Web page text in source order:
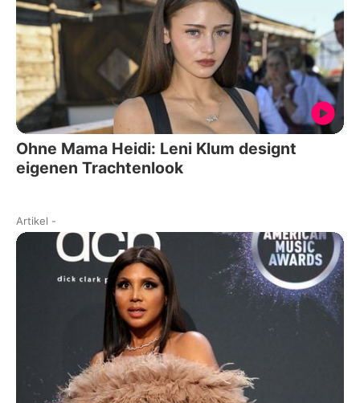
Ohne Mama Heidi: Leni Klum designt
eigenen Trachtenlook
Artikel -